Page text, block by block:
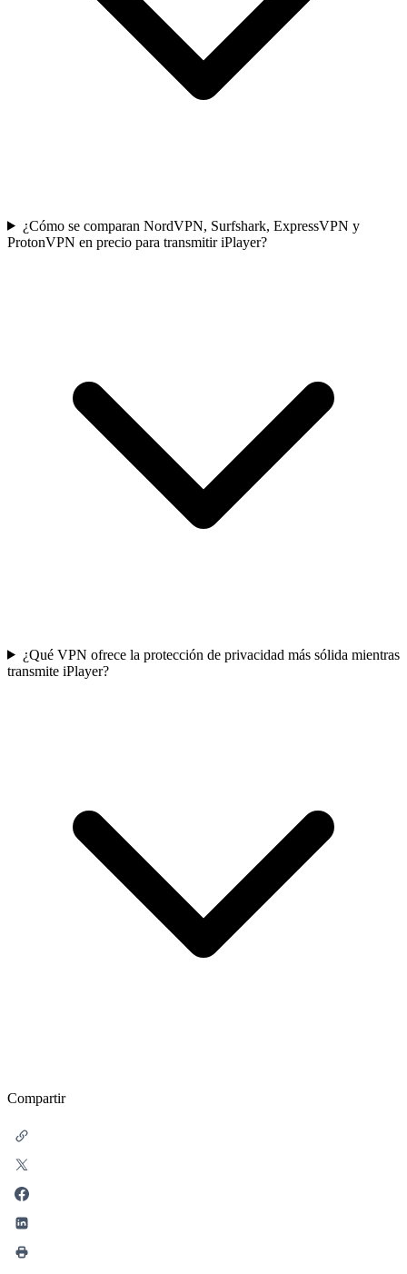
¿Cómo se comparan NordVPN, Surfshark, ExpressVPN y
ProtonVPN en precio para transmitir iPlayer?
¿Qué VPN ofrece la protección de privacidad más sólida mientras
transmite iPlayer?
Compartir